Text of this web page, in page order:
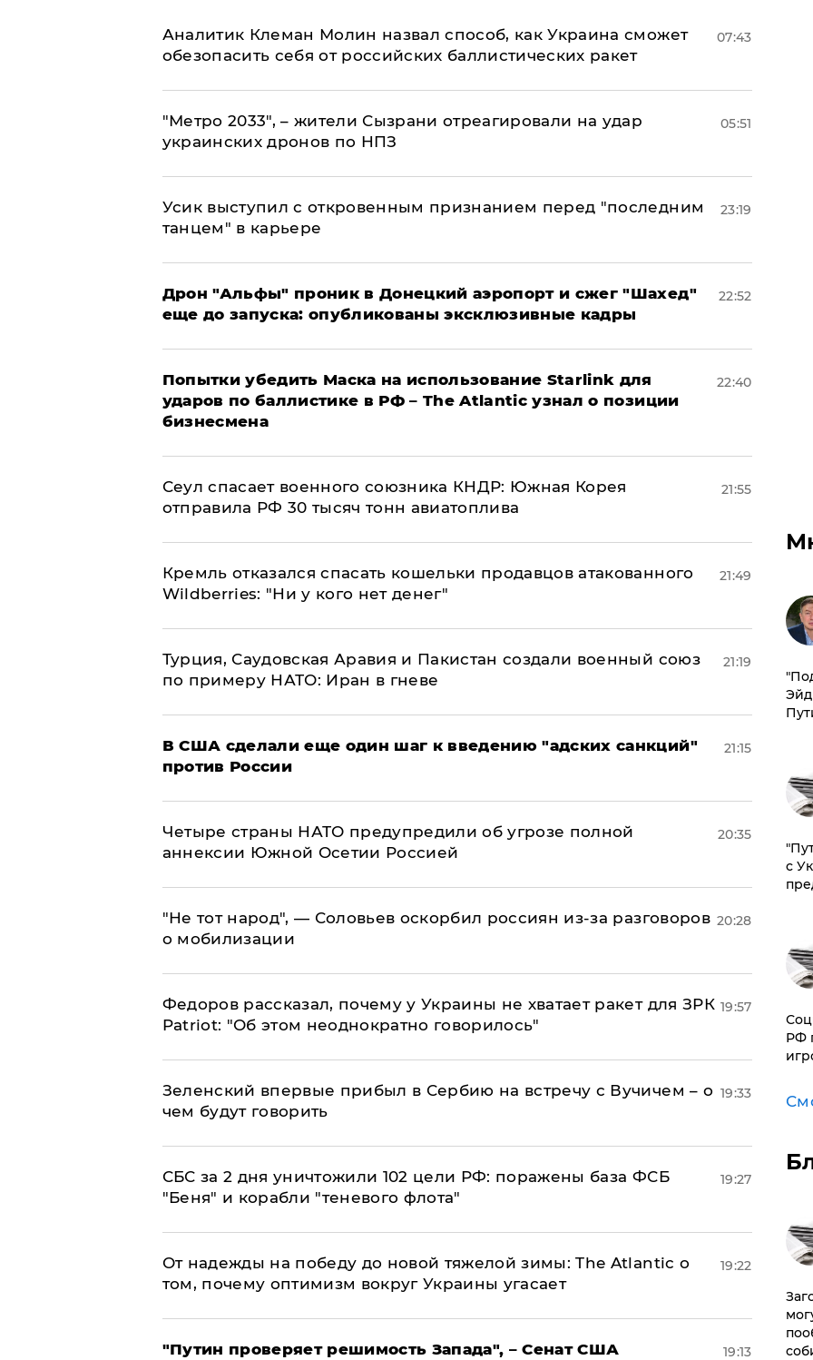
Аналитик Клеман Молин назвал способ, как Украина сможет
обезопасить себя от российских баллистических ракет
07:43
"Метро 2033", – жители Сызрани отреагировали на удар
украинских дронов по НПЗ
05:51
Усик выступил с откровенным признанием перед "последним
танцем" в карьере
23:19
Дрон "Альфы" проник в Донецкий аэропорт и сжег "Шахед"
еще до запуска: опубликованы эксклюзивные кадры
22:52
Попытки убедить Маска на использование Starlink для
ударов по баллистике в РФ – The Atlantic узнал о позиции
бизнесмена
22:40
​Сеул спасает военного союзника КНДР: Южная Корея
отправила РФ 30 тысяч тонн авиатоплива
21:55
Кремль отказался спасать кошельки продавцов атакованного
Wildberries: "Ни у кого нет денег"
21:49
Турция, Саудовская Аравия и Пакистан создали военный союз
по примеру НАТО: Иран в гневе
21:19
В США сделали еще один шаг к введению "адских санкций"
против России
21:15
Четыре страны НАТО предупредили об угрозе полной
аннексии Южной Осетии Россией
20:35
​"Не тот народ", — Соловьев оскорбил россиян из-за разговоров
о мобилизации
20:28
Федоров рассказал, почему у Украины не хватает ракет для ЗРК
Patriot: "Об этом неоднократно говорилось"
19:57
Зеленский впервые прибыл в Сербию на встречу с Вучичем – о
чем будут говорить
19:33
СБС за 2 дня уничтожили 102 цели РФ: поражены база ФСБ
"Беня" и корабли "теневого флота"
19:27
От надежды на победу до новой тяжелой зимы: The Atlantic о
том, почему оптимизм вокруг Украины угасает
19:22
"Путин проверяет решимость Запада", – Сенат США 19:13
с
РФ